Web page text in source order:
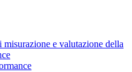
misurazione e valutazione della